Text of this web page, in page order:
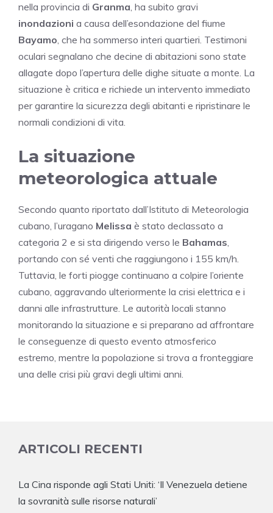
nella provincia di Granma, ha subito gravi
inondazioni a causa dell’esondazione del fiume
Bayamo, che ha sommerso interi quartieri. Testimoni
oculari segnalano che decine di abitazioni sono state
allagate dopo l’apertura delle dighe situate a monte. La
situazione è critica e richiede un intervento immediato
per garantire la sicurezza degli abitanti e ripristinare le
normali condizioni di vita.
La situazione
meteorologica attuale
Secondo quanto riportato dall’Istituto di Meteorologia
cubano, l’uragano Melissa è stato declassato a
categoria 2 e si sta dirigendo verso le Bahamas,
portando con sé venti che raggiungono i 155 km/h.
Tuttavia, le forti piogge continuano a colpire l’oriente
cubano, aggravando ulteriormente la crisi elettrica e i
danni alle infrastrutture. Le autorità locali stanno
monitorando la situazione e si preparano ad affrontare
le conseguenze di questo evento atmosferico
estremo, mentre la popolazione si trova a fronteggiare
una delle crisi più gravi degli ultimi anni.
ARTICOLI RECENTI
La Cina risponde agli Stati Uniti: ‘Il Venezuela detiene
la sovranità sulle risorse naturali’